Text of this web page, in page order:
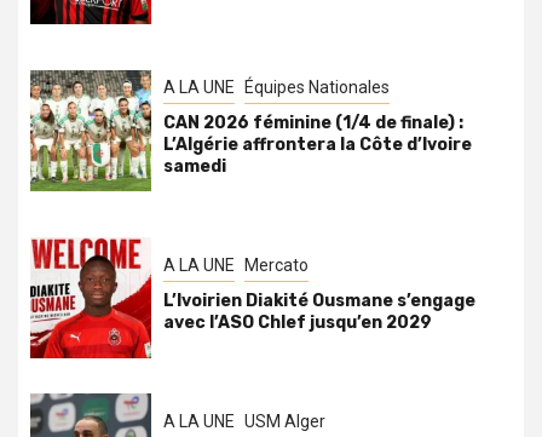
A LA UNE Équipes Nationales
CAN 2026 féminine (1/4 de finale) :
L’Algérie affrontera la Côte d’Ivoire
samedi
A LA UNE Mercato
L’Ivoirien Diakité Ousmane s’engage
avec l’ASO Chlef jusqu’en 2029
A LA UNE USM Alger